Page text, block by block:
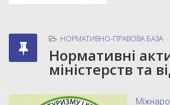
НОРМАТИВНО-ПРАВОВА БАЗА
Нормативні
міністерств та